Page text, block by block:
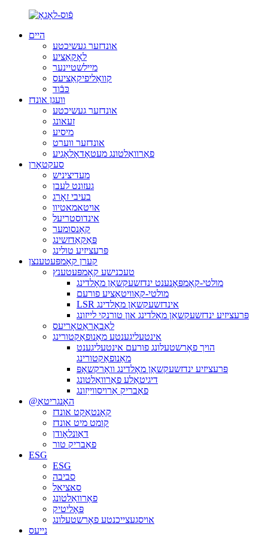
היים
אונדזער געשיכטע
לאָקאַציע
מיילשטיינער
קוואַליפיקאַציעס
כּבֿוד
וועגן אונדז
אונדזער געשיכטע
זעאונג
מיסיע
אונדזער ווערט
פאַרוואַלטונג מעטאָדאָלאָגיע
סעקטאָרן
מעדיציניש
געזונט לעבן
בעיבי זאָרג
אויטאמאטיוו
אינדוסטריעל
קאָנסומער
פּאַקאַדזשינג
פּרעציזיע טולינג
קערן קאָמפּעטענצן
טעכנישע קאָמפּעטענץ
מולטי-קאָמפּאָנענט ינדזשעקשאַן מאָלדינג
מולטי-קאַוויטאַציע פורעם
LSR אינדזשעקשאַן מאָלדינג
פּרעציזיע ינדזשעקשאַן מאָלדינג און טורנקי לייזונג
לאַבאָראַטאָריעס
אינטעליגענטע מאַנופאַקטורינג
הויך פאָרשטעלונג פורעם אינטעליגענט
מאַנופאַקטורינג
פּרעציזיע ינדזשעקשאַן מאָלדינג וואָרקשאָפּ
דיגיטאַלע פאַרוואַלטונג
פאַבריק אַרויסווייַזונג
@האָנגריטאַ
קאָנטאַקט אונדז
קומט מיט אונדז
דאַונלאָודן
פאַבריק טור
ESG
ESG
סביבה
סאציאל
פאַרוואַלטונג
פּאָליטיק
אויסגעצייכנטע פאָרשטעלונג
נייעס